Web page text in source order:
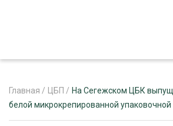
Главная / ЦБП / На Сегежском ЦБК
белой микрокрепированной упаковочной